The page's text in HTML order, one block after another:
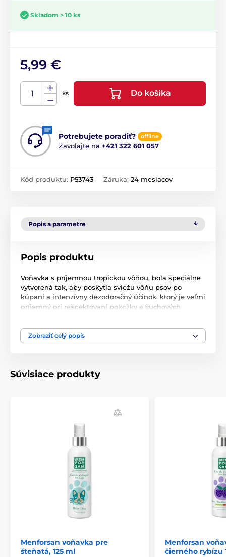
Skladom > 10 ks
5,99 €
ks Do košíka
Potrebujete poradiť? offline
Zavolajte na +421 322 601 057
Kód produktu: P53743 Záruka: 24 mesiacov
Popis a parametre
Popis produktu
Voňavka s príjemnou tropickou vôňou, bola špeciálne
vytvorená tak, aby poskytla sviežu vôňu psov po
kúpaní a intenzívny dezodoračný účinok, ktorý je veľmi
príjemný pri rešpektovaní pokožky a čuchových
psa po jeho aplikácii. Objem 125 ml.
Zloženie
: Aqua, Voda, Glycerin, Trideceth 9, PEG-40
Technické špecifikácie sa môžu zmeniť bez
predchádzajúceho upozornenia. Obrázky majú len
ilustračný charakter.
Produkt je zaradený v kategóriách
Kozmetika
Zobraziť celý popis
Súvisiace produkty
Menforsan voňavka pre
šteňatá, 125 ml
Menforsan
čierného rybízu